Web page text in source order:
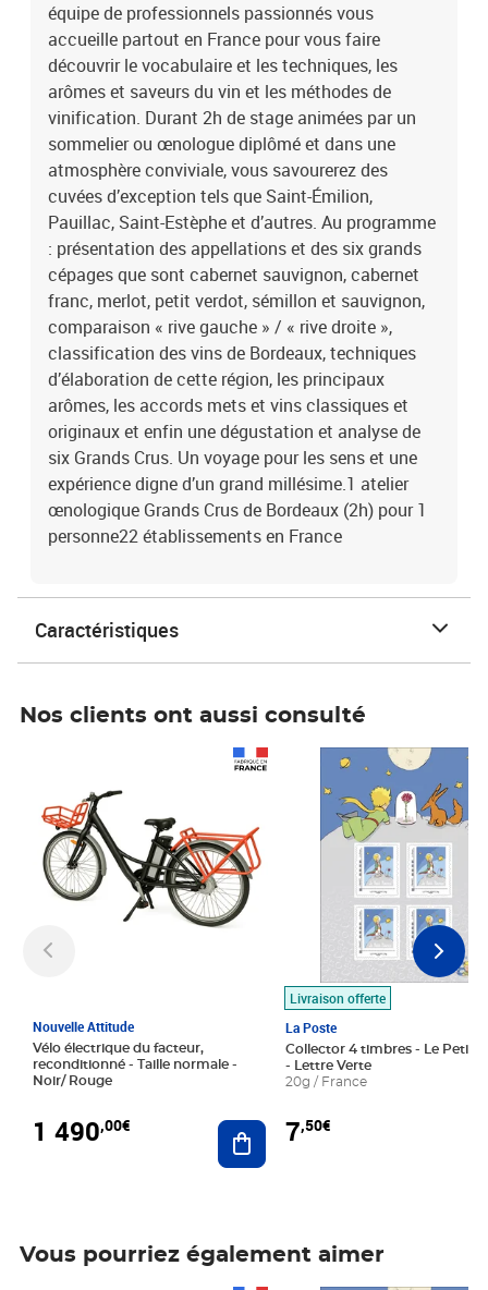
équipe de professionnels passionnés vous
accueille partout en France pour vous faire
découvrir le vocabulaire et les techniques, les
arômes et saveurs du vin et les méthodes de
vinification. Durant 2h de stage animées par un
sommelier ou œnologue diplômé et dans une
atmosphère conviviale, vous savourerez des
cuvées d’exception tels que Saint-Émilion,
Pauillac, Saint-Estèphe et d’autres. Au programme
: présentation des appellations et des six grands
cépages que sont cabernet sauvignon, cabernet
franc, merlot, petit verdot, sémillon et sauvignon,
comparaison « rive gauche » / « rive droite »,
classification des vins de Bordeaux, techniques
d’élaboration de cette région, les principaux
arômes, les accords mets et vins classiques et
originaux et enfin une dégustation et analyse de
six Grands Crus. Un voyage pour les sens et une
expérience digne d’un grand millésime.1 atelier
œnologique Grands Crus de Bordeaux (2h) pour 1
personne22 établissements en France
Caractéristiques
Nos clients ont aussi consulté
Nouvelle Attitude
Vélo électrique du facteur,
reconditionné - Taille normale -
Noir/ Rouge
1 490,00€ Ajouter au panier
Livraison offerte
La Poste
Collector 4 timbres - Le Petit
- Lettre Verte
20g / France
7,50€
Prix 7,50€
Vous pourriez également aimer